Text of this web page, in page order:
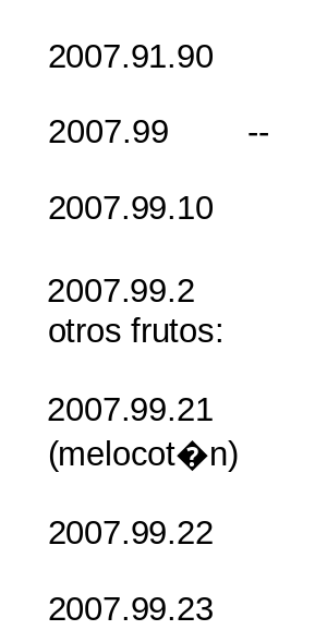
2007.99 --
otros frutos:
(melocot�n)